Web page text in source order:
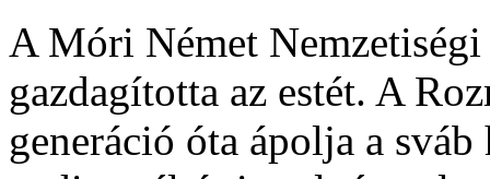
A Móri Német
gazdagította az estét. A
generáció óta ápolja a